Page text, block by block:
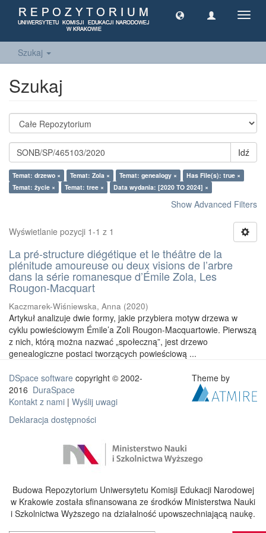
Szukaj
Szukaj
Idź
Temat: drzewo × Temat: Zola × Temat: genealogy ×
Has File(s): true ×
Temat: życie ×
Temat: tree × Data wydania: [2020 TO 2024] ×
Show Advanced Filters
Wyświetlanie pozycji 1-1 z 1
La pré-structure diégétique et le théâtre de la
plénitude amoureuse ou deux visions de l’arbre
dans la série romanesque d’Émile Zola, Les
Rougon-Macquart
Kaczmarek-Wiśniewska, Anna (2020)
Artykuł analizuje dwie formy, jakie przybiera motyw drzewa w
cyklu powieściowym Émile’a Zoli Rougon-Macquartowie. Pierwszą
z nich, którą można nazwać „społeczną”, jest drzewo
genealogiczne postaci tworzących powieściową ...
DSpace software copyright © 2002-
2016 DuraSpace
Kontakt z nami | Wyślij uwagi
Deklaracja dostępności
Theme by
Budowa Repozytorium Uniwersytetu Komisji Edukacji Narodowej
w Krakowie została sfinansowana ze środków Ministerstwa Nauki
i Szkolnictwa Wyższego na działalność upowszechniającą naukę.